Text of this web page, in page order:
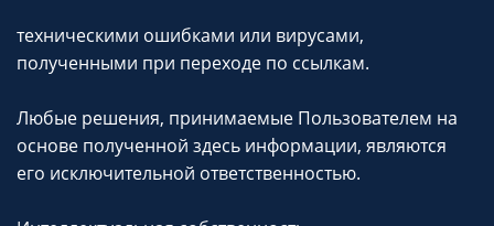
техническими ошибками или вирусами,
полученными при переходе по ссылкам.
Любые решения, принимаемые Пользователем на
основе полученной здесь информации, являются
его исключительной ответственностью.